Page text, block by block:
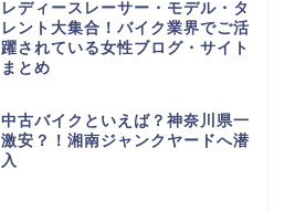
レディースレーサー・モデル・タ
レント大集合！バイク業界でご活
躍されている女性ブログ・サイト
まとめ
中古バイクといえば？神奈川県一
激安？！湘南ジャンクヤードへ潜
入